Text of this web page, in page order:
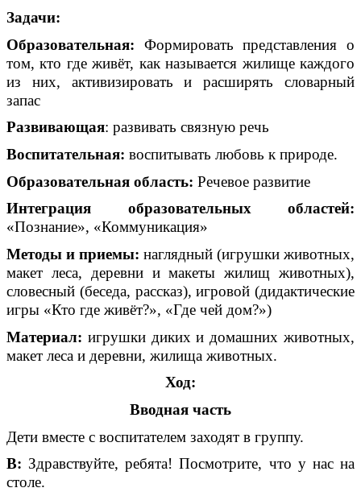
Задачи:
Образовательная: Формировать представления о
том, кто где живёт, как называется жилище каждого
из них, активизировать и расширять словарный
запас
Развивающая: развивать связную речь
Воспитательная: воспитывать любовь к природе.
Образовательная область: Речевое развитие
Интеграция образовательных областей:
«Познание», «Коммуникация»
Методы и приемы: наглядный (игрушки животных,
макет леса, деревни и макеты жилищ животных),
словесный (беседа, рассказ), игровой (дидактические
игры «Кто где живёт?», «Где чей дом?»)
Материал: игрушки диких и домашних животных,
макет леса и деревни, жилища животных.
Ход:
Вводная часть
Дети вместе с воспитателем заходят в группу.
В: Здравствуйте, ребята! Посмотрите, что у нас на
столе.